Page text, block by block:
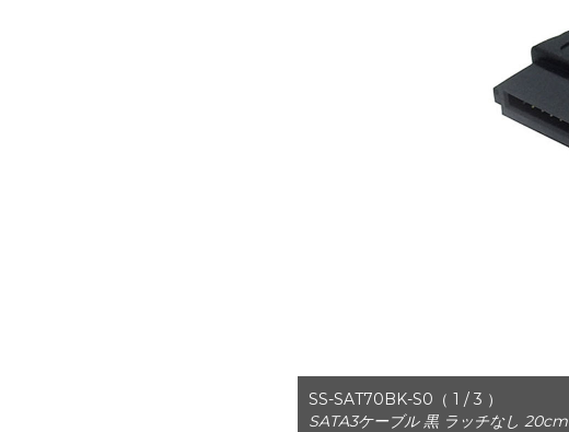
SS-SAT70BK-S0（ 1 / 3 ）
SATA3ケーブル 黒 ラッチなし 20cm